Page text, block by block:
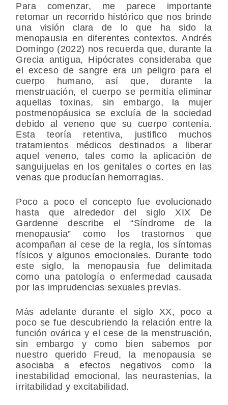
Para comenzar, me parece importante
retomar un recorrido histórico que nos brinde
una visión clara de lo que ha sido la
menopausia en diferentes contextos. Andrés
Domingo (2022) nos recuerda que, durante la
Grecia antigua, Hipócrates consideraba que
el exceso de sangre era un peligro para el
cuerpo humano, así que, durante la
menstruación, el cuerpo se permitía eliminar
aquellas toxinas, sin embargo, la mujer
postmenopáusica se excluía de la sociedad
debido al veneno que su cuerpo contenía.
Esta teoría retentiva, justifico muchos
tratamientos médicos destinados a liberar
aquel veneno, tales como la aplicación de
sanguijuelas en los genitales o cortes en las
venas que producían hemorragias.
Poco a poco el concepto fue evolucionado
hasta que alrededor del siglo XIX De
Gardenne describe el “Síndrome de la
menopausia” como los trastornos que
acompañan al cese de la regla, los síntomas
físicos y algunos emocionales. Durante todo
este siglo, la menopausia fue delimitada
como una patología o enfermedad causada
por las imprudencias sexuales previas.
Más adelante durante el siglo XX, poco a
poco se fue descubriendo la relación entre la
función ovárica y el cese de la menstruación,
sin embargo y como bien sabemos por
nuestro querido Freud, la menopausia se
asociaba a efectos negativos como la
inestabilidad emocional, las neurastenias, la
irritabilidad y excitabilidad.